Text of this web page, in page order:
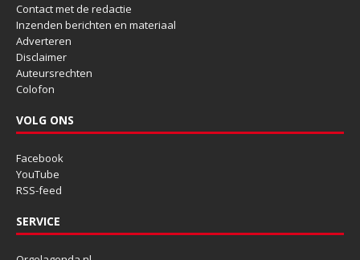
Contact met de redactie
Inzenden berichten en materiaal
Adverteren
Disclaimer
Auteursrechten
Colofon
VOLG ONS
Facebook
YouTube
RSS-feed
SERVICE